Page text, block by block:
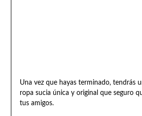
Una vez que hayas terminado, tendrás
ropa sucia única y original que seguro
tus amigos.